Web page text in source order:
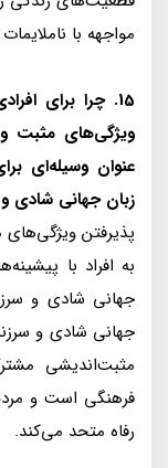
مواجهه با
15. چرا برای
ویژگی‌های مثبت
عنوان وسیله‌ای
زبان جهانی شادی
پذیرفتن
به افراد با
جهانی شادی و
جهانی شادی و
مثبت‌اندیشی
فرهنگی است و
رفاه متحد می‌کند.